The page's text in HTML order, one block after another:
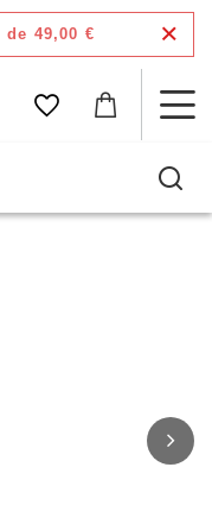
de 49,00 €